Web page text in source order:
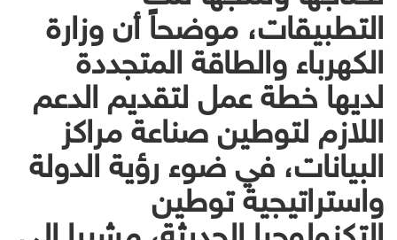
التطبيقات، موضحاً أن وزارة
الكهرباء والطاقة المتجددة
لديها خطة عمل لتقديم الدعم
اللازم لتوطين صناعة مراكز
البيانات، في ضوء رؤية الدولة
واستراتيجية توطين